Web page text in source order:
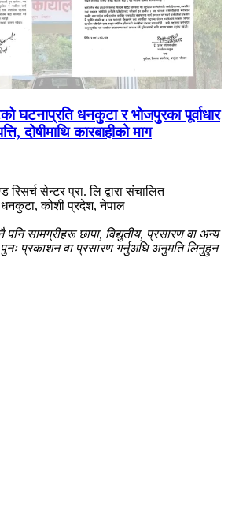
घटनाप्रति धनकुटा र भोजपुरका पूर्वाधार
दोषीमाथि कारबाहीको माग
रिसर्च सेन्टर प्रा. लि द्वारा संचालित
कोशी प्रदेश, नेपाल
सामग्रीहरू छापा, विद्युतीय, प्रसारण वा अन्य
प्रकाशन वा प्रसारण गर्नुअघि अनुमति लिनुहुन